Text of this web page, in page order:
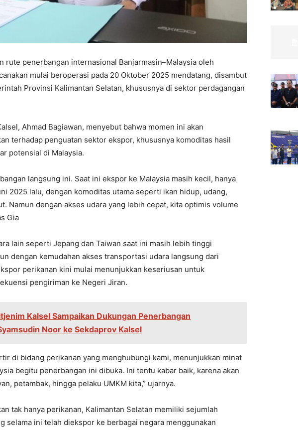
rute penerbangan internasional Banjarmasin–Malaysia oleh
mulai beroperasi pada 20 Oktober 2025 mendatang, disambut
Provinsi Kalimantan Selatan, khususnya di sektor perdagangan
Ahmad Bagiawan, menyebut bahwa momen ini akan
terhadap penguatan sektor ekspor, khususnya komoditas hasil
potensial di Malaysia.
langsung ini. Saat ini ekspor ke Malaysia masih kecil, hanya
2025 lalu, dengan komoditas utama seperti ikan hidup, udang,
Namun dengan akses udara yang lebih cepat, kita optimis volume
Gia
lain seperti Jepang dan Taiwan saat ini masih lebih tinggi
dengan kemudahan akses transportasi udara langsung dari
perikanan kini mulai menunjukkan keseriusan untuk
pengiriman ke Negeri Jiran.
Kalsel Sampaikan Dukungan Penerbangan
Noor ke Sekdaprov Kalsel
di bidang perikanan yang menghubungi kami, menunjukkan minat
begitu penerbangan ini dibuka. Ini tentu kabar baik, karena akan
petambak, hingga pelaku UMKM kita,” ujarnya.
tak hanya perikanan, Kalimantan Selatan memiliki sejumlah
selama ini telah diekspor ke berbagai negara menggunakan